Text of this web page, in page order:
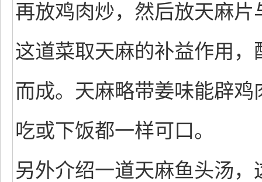
再放鸡肉炒，然后放天麻
这道菜取天麻的补益作用
而成。天麻略带姜味能辟
吃或下饭都一样可口。
另外介绍一道天麻鱼头汤